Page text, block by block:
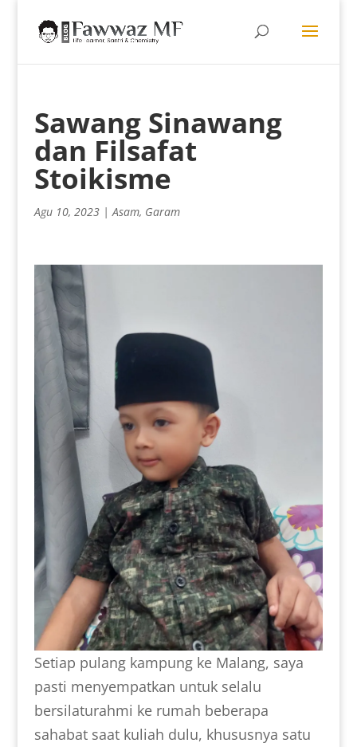
Sawang Sinawang
dan Filsafat
Stoikisme
Agu 10, 2023|Asam, Garam
Setiap pulang kampung ke Malang, saya
pasti menyempatkan untuk selalu
bersilaturahmi ke rumah beberapa
sahabat saat kuliah dulu, khususnya satu